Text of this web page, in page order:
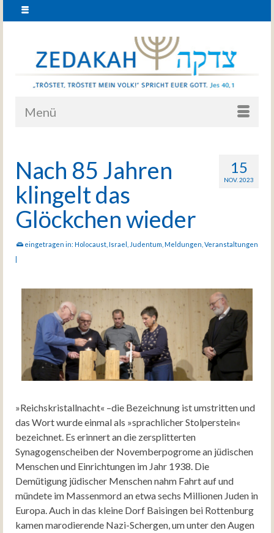
Menü
15
NOV. 2023
Nach 85 Jahren
klingelt das
Glöckchen wieder
eingetragen in: Holocaust Israel Judentum Meldungen Veranstaltungen
|
»Reichskristallnacht« –die Bezeichnung ist umstritten und
das Wort wurde einmal als »sprachlicher Stolperstein«
bezeichnet. Es erinnert an die zersplitterten
Synagogenscheiben der Novemberpogrome an jüdischen
Menschen und Einrichtungen im Jahr 1938. Die
Demütigung jüdischer Menschen nahm Fahrt auf und
mündete im Massenmord an etwa sechs Millionen Juden in
Europa. Auch in das kleine Dorf Baisingen bei Rottenburg
kamen marodierende Nazi-Schergen, um unter den Augen